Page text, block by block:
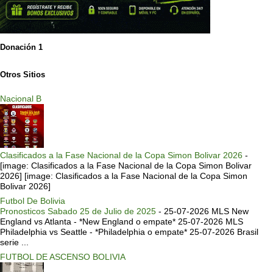
Donación 1
Otros Sitios
Nacional B
Clasificados a la Fase Nacional de la Copa Simon Bolivar 2026 -
[image: Clasificados a la Fase Nacional de la Copa Simon Bolivar
2026] [image: Clasificados a la Fase Nacional de la Copa Simon
Bolivar 2026]
Futbol De Bolivia
Pronosticos Sabado 25 de Julio de 2025 - 25-07-2026 MLS New
England vs Atlanta - *New England o empate* 25-07-2026 MLS
Philadelphia vs Seattle - *Philadelphia o empate* 25-07-2026 Brasil
serie ...
FUTBOL DE ASCENSO BOLIVIA